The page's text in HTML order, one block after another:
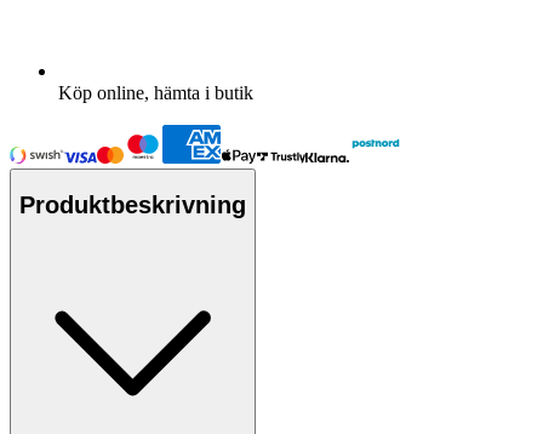
Köp online, hämta i butik
Produktbeskrivning